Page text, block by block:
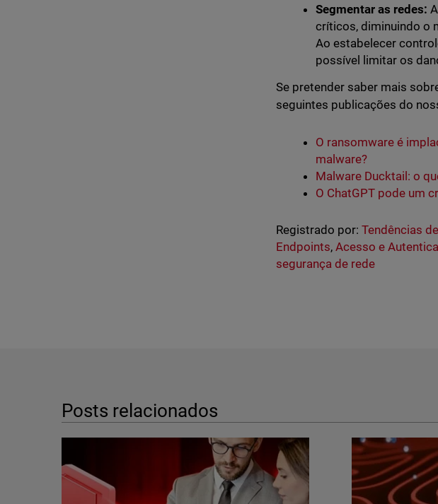
Segmentar as redes: A
críticos, diminuindo o
Ao estabelecer
possível limitar os
Se pretender saber mais
seguintes publicações do
O ransomware é
malware?
Malware Ducktail: o
O ChatGPT pode um
Registrado por: Tendências
Endpoints,Acesso e
segurança de rede
Posts relacionados